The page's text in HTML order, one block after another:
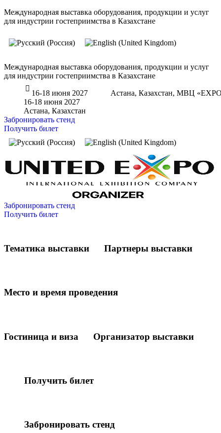
Международная выставка оборудования, продукции и услуг
для индустрии гостеприимства в Казахстане
Международная выставка оборудования, продукции и услуг
для индустрии гостеприимства в Казахстане
16-18 июня 2027
Астана, Казахстан, МВЦ
16-18 июня 2027
Астана, Казахстан
Забронировать стенд
Получить билет
Забронировать стенд
Получить билет
Тематика выставки Партнеры выставки
Место и время проведения
Гостиница и виза Организатор выставки
Получить билет
Забронировать стенд